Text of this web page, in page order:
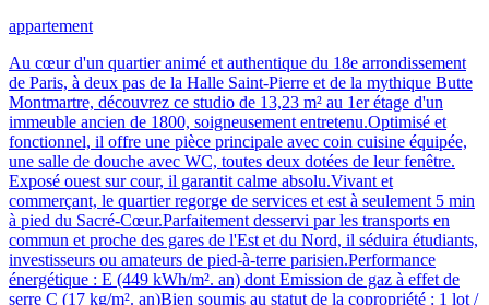
appartement
Au cœur d'un quartier animé et authentique du 18e arrondissement
de Paris, à deux pas de la Halle Saint-Pierre et de la mythique Butte
Montmartre, découvrez ce studio de 13,23 m² au 1er étage d'un
immeuble ancien de 1800, soigneusement entretenu.Optimisé et
fonctionnel, il offre une pièce principale avec coin cuisine équipée,
une salle de douche avec WC, toutes deux dotées de leur fenêtre.
Exposé ouest sur cour, il garantit calme absolu.Vivant et
commerçant, le quartier regorge de services et est à seulement 5 min
à pied du Sacré-Cœur.Parfaitement desservi par les transports en
commun et proche des gares de l'Est et du Nord, il séduira étudiants,
investisseurs ou amateurs de pied-à-terre parisien.Performance
énergétique : E (449 kWh/m². an) dont Emission de gaz à effet de
serre C (17 kg/m². an)Bien soumis au statut de la copropriété : 1 lot /